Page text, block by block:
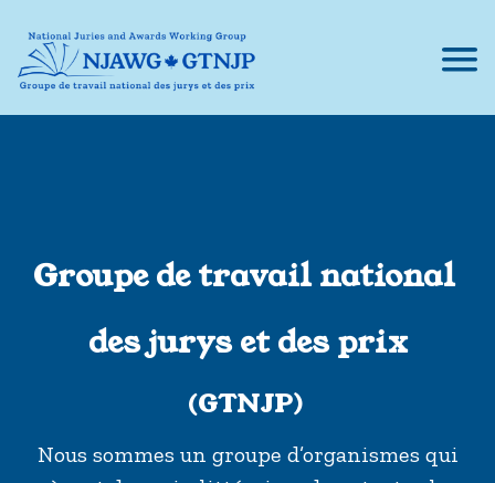
Groupe de travail national
des jurys et des prix
(GTNJP)
Nous sommes un groupe d’organismes qui